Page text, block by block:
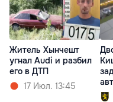
Житель Хынчешт
угнал Audi и разбил
его в ДТП
17 Июл. 13:45